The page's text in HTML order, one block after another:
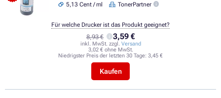
5,13 Cent / ml
TonerPartner
8,93 € 3,59 €
inkl. MwSt. zzgl. Versand
3,02 € ohne MwSt.
Niedrigster Preis der letzten 30 Tage: 3,45 €
Kaufen
Für welche Drucker ist das Produkt geeignet?